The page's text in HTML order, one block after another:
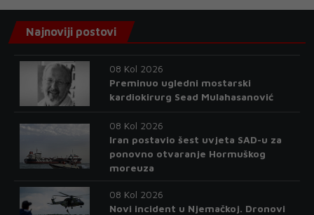
Najnoviji postovi
08 Kol 2026
Preminuo ugledni mostarski
kardiokirurg Sead Mulahasanović
08 Kol 2026
Iran postavio šest uvjeta SAD-u za
ponovno otvaranje Hormuškog
moreuza
08 Kol 2026
Novi incident u Njemačkoj. Dronovi